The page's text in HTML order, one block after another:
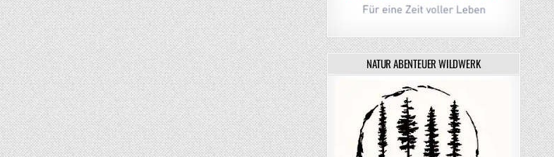
NATUR ABENTEUER WILDWERK